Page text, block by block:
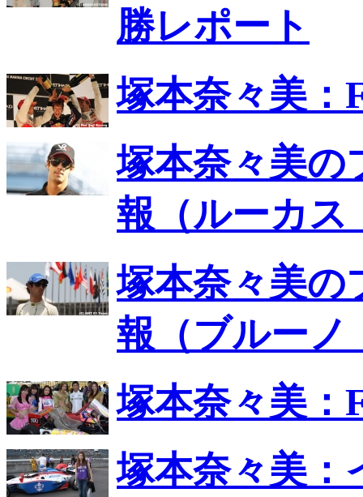
勝レポート
塚本奈々美：
塚本奈々美の
報（ルーカス
塚本奈々美の
報（ブルーノ
塚本奈々美：
塚本奈々美：